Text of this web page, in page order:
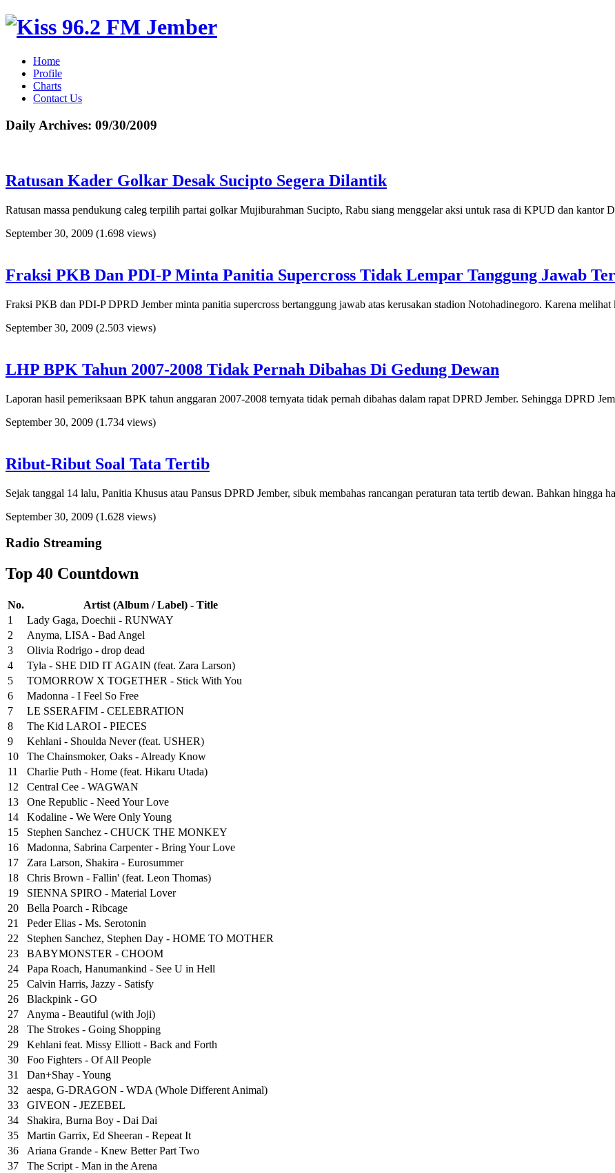
Home
Profile
Charts
Contact Us
Daily Archives: 09/30/2009
Ratusan Kader Golkar Desak Sucipto Segera Dilantik
Ratusan massa pendukung caleg terpilih partai golkar Mujiburahman Sucipto, Rabu siang menggelar aksi untuk rasa di KPUD dan kantor
September 30, 2009 (1.698 views)
Fraksi PKB Dan PDI-P Minta Panitia Supercross Tidak Lempar Tanggung Jawab
Fraksi PKB dan PDI-P DPRD Jember minta panitia supercross bertanggung jawab atas kerusakan stadion Notohadinegoro. Karena
September 30, 2009 (2.503 views)
LHP BPK Tahun 2007-2008 Tidak Pernah Dibahas Di Gedung Dewan
Laporan hasil pemeriksaan BPK tahun anggaran 2007-2008 ternyata tidak pernah dibahas dalam rapat DPRD Jember. Sehingga DPRD
September 30, 2009 (1.734 views)
Ribut-Ribut Soal Tata Tertib
Sejak tanggal 14 lalu, Panitia Khusus atau Pansus DPRD Jember, sibuk membahas rancangan peraturan tata tertib dewan. Bahkan hingga
September 30, 2009 (1.628 views)
Radio Streaming
Top 40 Countdown
No.
Artist (Album / Label) - Title
1
Lady Gaga, Doechii - RUNWAY
2
Anyma, LISA - Bad Angel
3
Olivia Rodrigo - drop dead
4
Tyla - SHE DID IT AGAIN (feat. Zara Larson)
5
TOMORROW X TOGETHER - Stick With You
6
Madonna - I Feel So Free
7
LE SSERAFIM - CELEBRATION
8
The Kid LAROI - PIECES
9
Kehlani - Shoulda Never (feat. USHER)
10
The Chainsmoker, Oaks - Already Know
11
Charlie Puth - Home (feat. Hikaru Utada)
12
Central Cee - WAGWAN
13
One Republic - Need Your Love
14
Kodaline - We Were Only Young
15
Stephen Sanchez - CHUCK THE MONKEY
16
Madonna, Sabrina Carpenter - Bring Your Love
17
Zara Larson, Shakira - Eurosummer
18
Chris Brown - Fallin' (feat. Leon Thomas)
19
SIENNA SPIRO - Material Lover
20
Bella Poarch - Ribcage
21
Peder Elias - Ms. Serotonin
22
Stephen Sanchez, Stephen Day - HOME TO MOTHER
23
BABYMONSTER - CHOOM
24
Papa Roach, Hanumankind - See U in Hell
25
⁠Calvin Harris, Jazzy - Satisfy
26
Blackpink - GO
27
Anyma - Beautiful (with Joji)
28
The Strokes - Going Shopping
29
Kehlani feat. Missy Elliott - Back and Forth
30
Foo Fighters - Of All People
31
Dan+Shay - Young
32
aespa, G-DRAGON - WDA (Whole Different Animal)
33
GIVEON - JEZEBEL
34
Shakira, Burna Boy - Dai Dai
35
Martin Garrix, Ed Sheeran - Repeat It
36
Ariana Grande - Knew Better Part Two
37
The Script - Man in the Arena